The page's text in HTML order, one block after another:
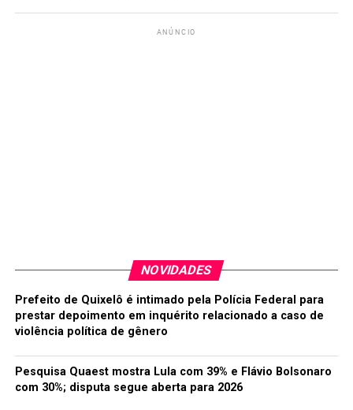
homofobia e machismo e ressaltou que “o caso
aconteceu no período normal de aula e que a ocupação
ainda não começou”. O vídeo foi postado nas redes
sociais e rapidamente foi compartilhado, gerando
Também por meio de nota, a UFCA repudiou “qualquer
ANÚNCIO
NOVIDADES
Prefeito de Quixelô é intimado pela Polícia Federal para
prestar depoimento em inquérito relacionado a caso de
violência política de gênero
Pesquisa Quaest mostra Lula com 39% e Flávio Bolsonaro
com 30%; disputa segue aberta para 2026